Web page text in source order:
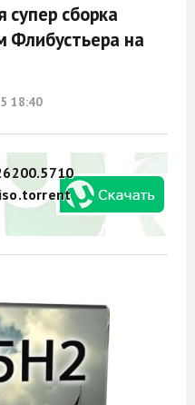
супер сборка
Флибустьера на
18:40